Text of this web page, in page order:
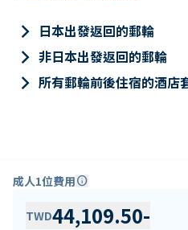
keyboard_arrow_right 日本出發返回的郵輪
keyboard_arrow_right 非日本出發返回的郵輪
keyboard_arrow_right 所有郵輪前後住宿的酒店
成人1位費用info
TWD44,109.50-